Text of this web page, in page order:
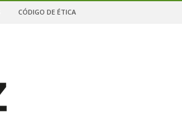
CÓDIGO DE ÉTICA